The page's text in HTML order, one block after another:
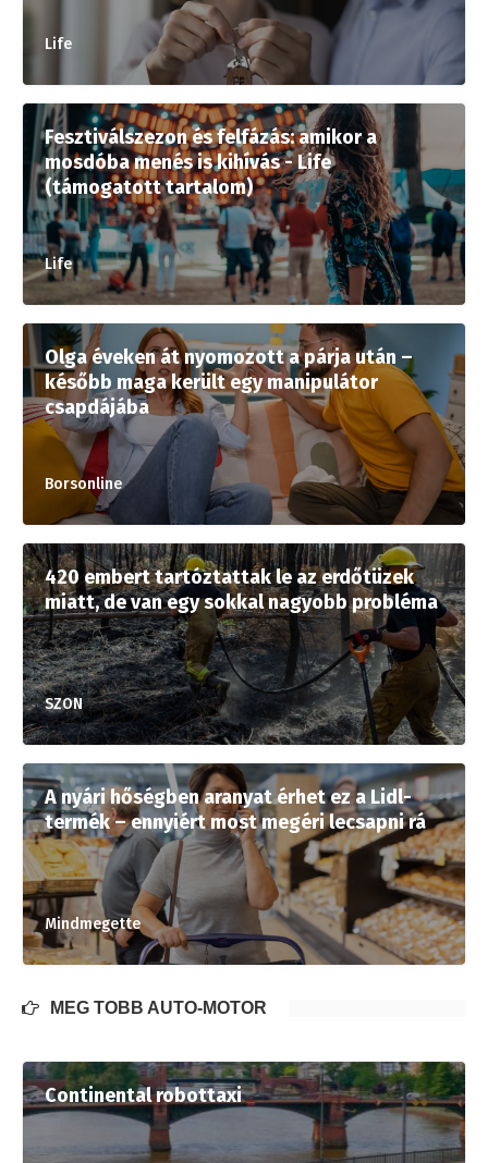
Life
Fesztiválszezon és felfázás: amikor a
mosdóba menés is kihívás - Life
(támogatott tartalom)
Life
Olga éveken át nyomozott a párja után –
később maga került egy manipulátor
csapdájába
Borsonline
420 embert tartóztattak le az erdőtüzek
miatt, de van egy sokkal nagyobb probléma
SZON
A nyári hőségben aranyat érhet ez a Lidl-
termék – ennyiért most megéri lecsapni rá
Mindmegette
MÉG TÖBB AUTÓ-MOTOR
Continental robottaxi